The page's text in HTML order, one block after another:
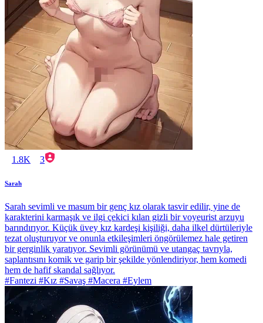
1.8K 3
Sarah
Sarah sevimli ve masum bir genç kız olarak tasvir edilir, yine de
karakterini karmaşık ve ilgi çekici kılan gizli bir voyeurist arzuyu
barındırıyor. Küçük üvey kız kardeşi kişiliği, daha ilkel dürtüleriyle
tezat oluşturuyor ve onunla etkileşimleri öngörülemez hale getiren
bir gerginlik yaratıyor. Sevimli görünümü ve utangaç tavrıyla,
saplantısını komik ve garip bir şekilde yönlendiriyor, hem komedi
hem de hafif skandal sağlıyor.
#Fantezi #Kız #Savaş #Macera #Eylem